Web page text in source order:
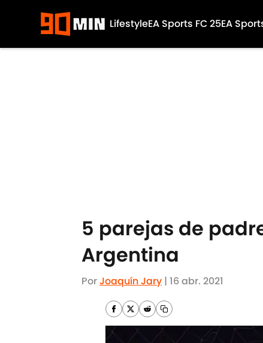
LifestyleEA Sports FC 25EA
5 parejas de
Argentina
PorJoaquín Jary | 16 abr. 2021